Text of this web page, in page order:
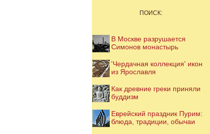
ПОИСК:
В Москве разрушается
Симонов монастырь
'Чердачная коллекция' икон
из Ярославля
Как древние греки приняли
буддизм
Еврейский праздник Пурим:
блюда, традиции, обычаи